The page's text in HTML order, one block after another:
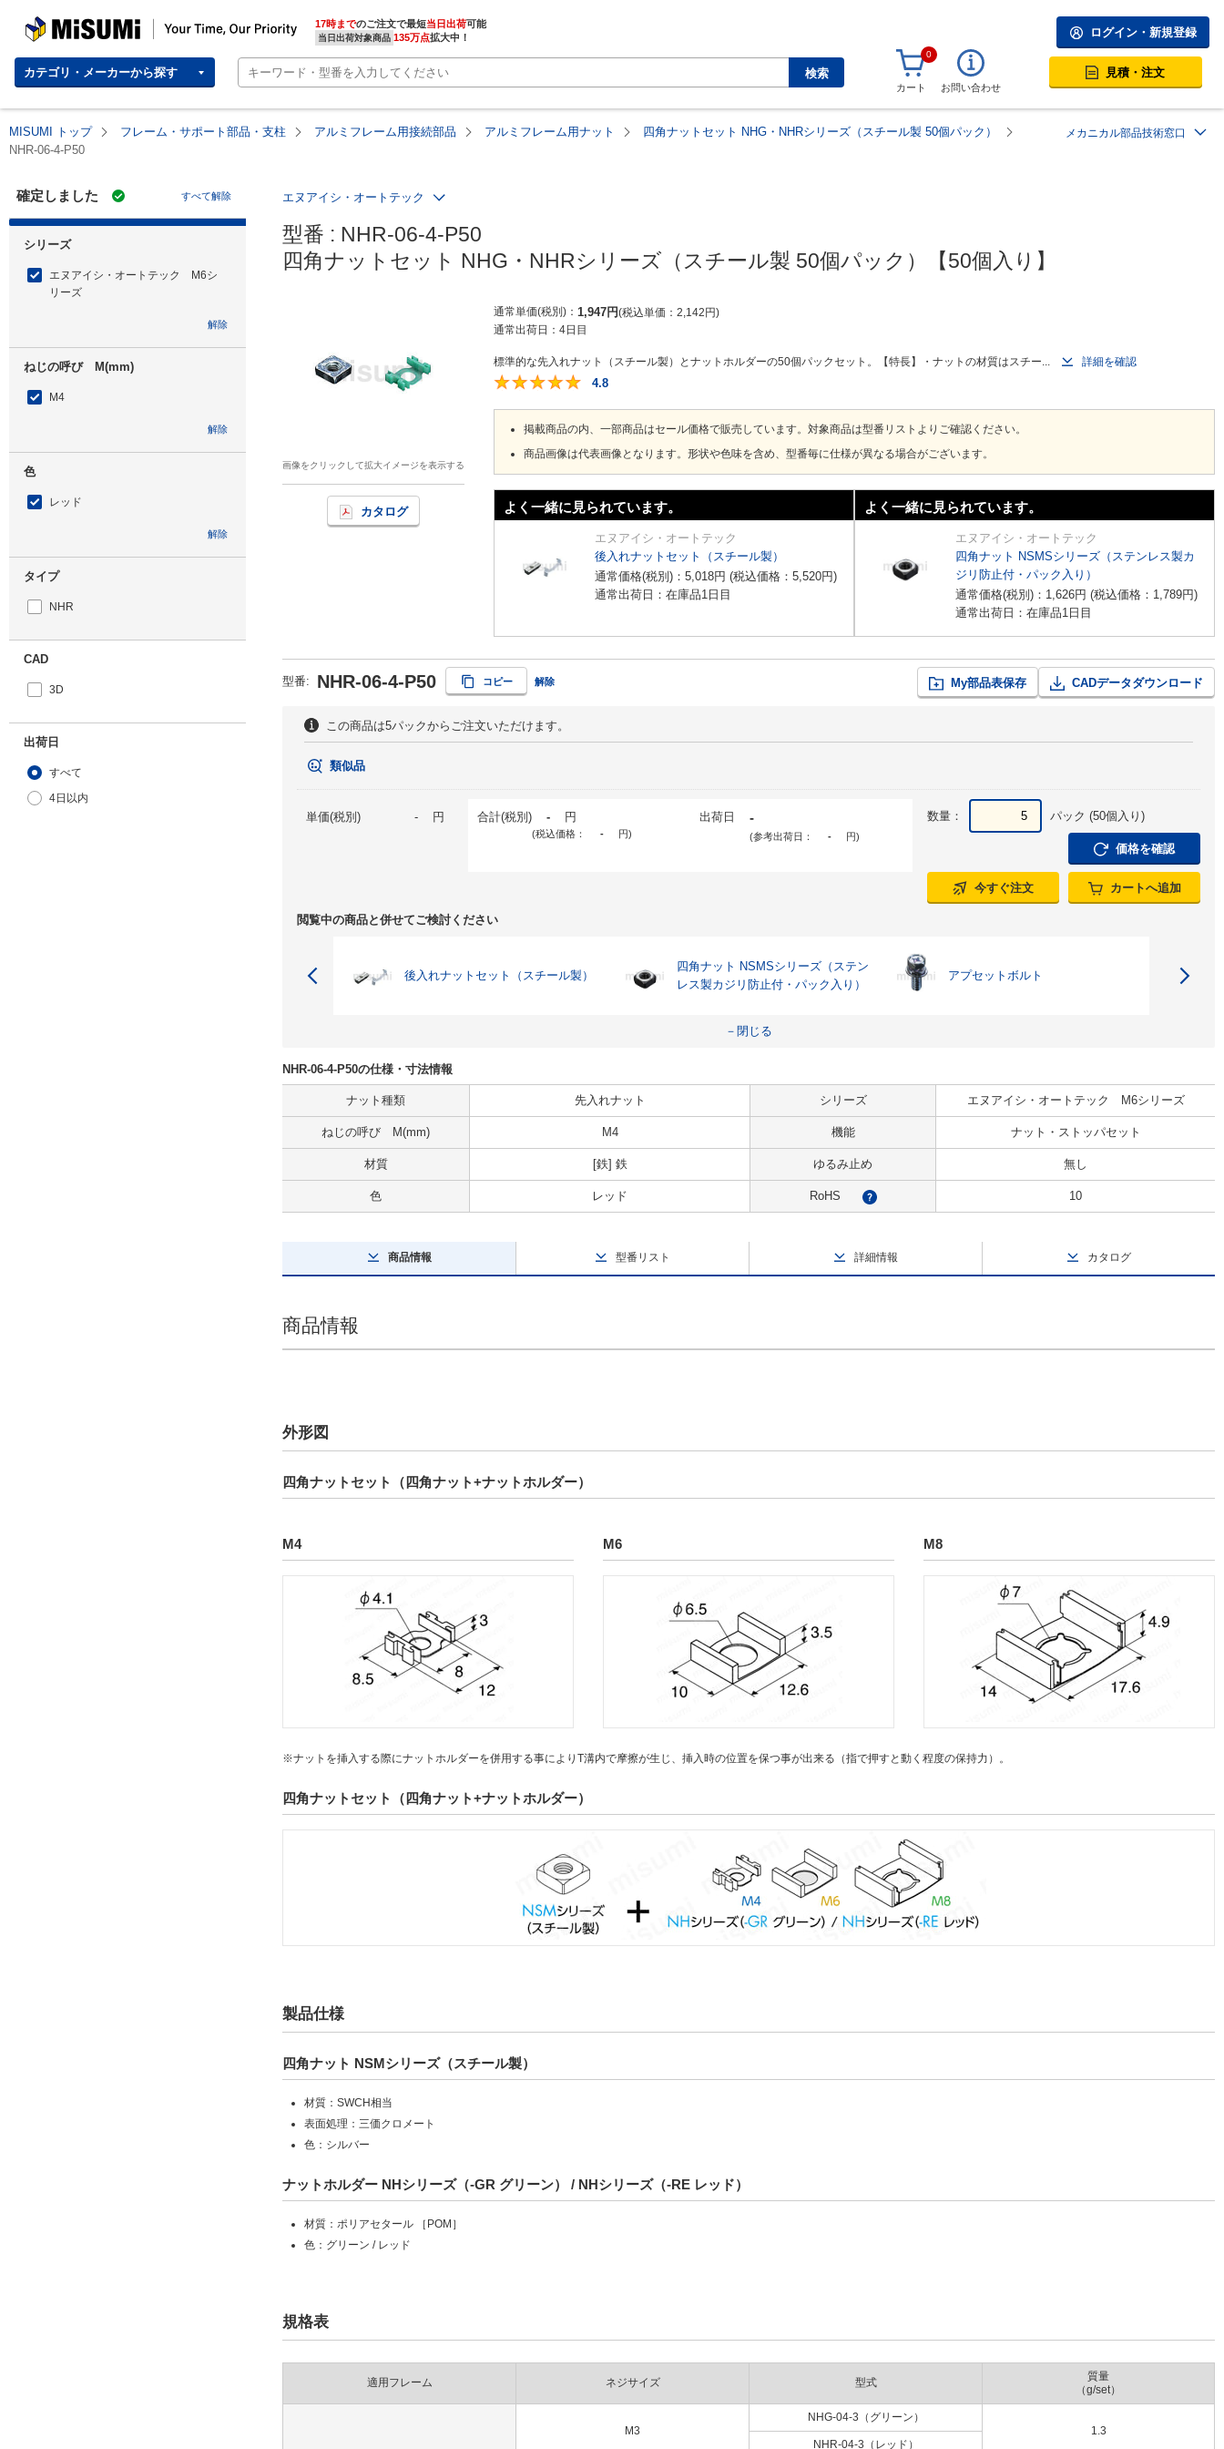
MISUMI | Your Time, Our Priority 17時までのご注文で最短当日出荷
当日出荷対象商品 135万点拡大中！
カテゴリ・メーカーから探す 検索
ログイン・新規登録
0
カート お問い合わせ
見積・注文
MISUMI トップ フレーム・サポート部品・支柱 アルミフレーム用接続部品 アルミフレーム用ナット
四角ナットセット NHG・NHRシリーズ（スチール製 50個パック）
NHR-06-4-P50
メカニカル部品技術窓口
確定しました すべて解除
シリーズ
エヌアイシ・オートテック M6シ
リーズ
解除
ねじの呼び M(mm)
M4
解除
色
レッド
解除
タイプ
NHR
CAD
3D
出荷日
すべて
4日以内
エヌアイシ・オートテック
型番 : NHR-06-4-P50
四角ナットセット NHG・NHRシリーズ（スチール製 50個パック）【50個入り】
画像をクリックして拡大イメージを表示する
カタログ
通常単価(税別) 1,947円 税込単価 2,142円
通常出荷日： 4日目
標準的な先入れナット（スチール製）とナットホルダーの50個パックセット。【特長】・ナットの材質はスチー...
詳細を確認
4.8
掲載商品の内、一部商品はセール価格で販売しています。対象商品は型番リストよりご確認ください。
商品画像は代表画像となります。形状や色味を含め、型番毎に仕様が異なる場合がございます。
よく一緒に見られています。
エヌアイシ・オートテック
後入れナットセット（スチール製）
通常価格(税別)： 5,018円 (税込価格： 5,520円)
通常出荷日：在庫品1日目
よく一緒に見られています。
エヌアイシ・オートテック
四角ナット NSMSシリーズ（ステンレス製カ
ジリ防止付・パック入り）
通常価格(税別)： 1,626円 (税込価格： 1,789円)
通常出荷日：在庫品1日目
型番: NHR-06-4-P50 コピー 解除 My部品表保存 CADデータダウンロード
この商品は5パックからご注文いただけます。
類似品
単価(税別) - 円 合計(税別) - 円
(税込価格： - 円)
出荷日 -
(参考出荷日： - 円)
数量： パック (50個入り)
価格を確認
今すぐ注文 カートへ追加
閲覧中の商品と併せてご検討ください
後入れナットセット（スチール製）
四角ナット NSMSシリーズ（ステン
レス製カジリ防止付・パック入り）
アプセットボルト
－閉じる
NHR-06-4-P50の仕様・寸法情報
ナット種類 先入れナット シリーズ エヌアイシ・オートテック M6シリーズ
ねじの呼び M(mm) M4 機能 ナット・ストッパセット
材質 [鉄] 鉄 ゆるみ止め 無し
色 レッド RoHS ? 10
商品情報 型番リスト 詳細情報 カタログ
商品情報
外形図
四角ナットセット（四角ナット+ナットホルダー）
M4 M6 M8
※ナットを挿入する際にナットホルダーを併用する事によりT溝内で摩擦が生じ、挿入時の位置を保つ事が出来る（指で押すと動く程度の保持力）。
四角ナットセット（四角ナット+ナットホルダー）
製品仕様
四角ナット NSMシリーズ（スチール製）
材質：SWCH相当
表面処理：三価クロメート
色：シルバー
ナットホルダー NHシリーズ（-GR グリーン） / NHシリーズ（-RE レッド）
材質：ポリアセタール ［POM］
色：グリーン / レッド
規格表
適用フレーム ネジサイズ 型式
質量
（g/set）
M3
NHG-04-3（グリーン）
1.3
NHR-04-3（レッド）